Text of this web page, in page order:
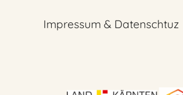
Impressum & Datenschtuz